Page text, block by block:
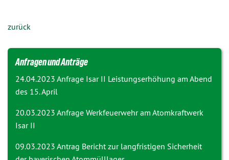
zurück
Anfragen und Anträge
24.04.2023 Anfrage Isar II Leistungserhöhung am Abend
des 15. April
20.03.2023 Anfrage Werkfeuerwehr am Atomkraftwerk
Isar II
09.03.2023 Antrag Bericht zur langfristigen Sicherheit